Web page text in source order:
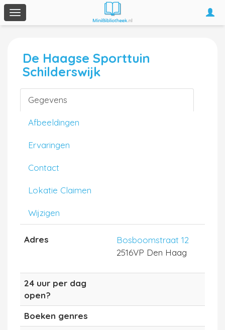
Toggle
navigation
De Haagse Sporttuin
Schilderswijk
Gegevens
Afbeeldingen
Ervaringen
Contact
Lokatie Claimen
Wijzigen
Adres
Bosboomstraat 12
2516VP Den Haag
24 uur per dag
open?
Boeken genres